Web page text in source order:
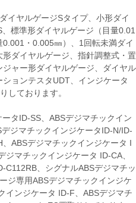
イヤルゲージSタイプ、小形ダイ
標準形ダイヤルゲージ（目量0.01
・0.005㎜）、1回転未満ダイ
ダイヤルゲージ、指針調整式・置
ャー形ダイヤルゲージ、ダイヤル
ョンテスタUDT、インジケータ
しております。
タID-SS、ABSデジマチックイン
ジマチックインジケータID-N/ID-
ABSデジマチックインジケータ I
ジマチックインジケータ ID-CA、
C112RB、シグナルABSデジマチッ
ジ専用ABSデジマチックインジケ
インジケータ ID-F、ABSデジマチ